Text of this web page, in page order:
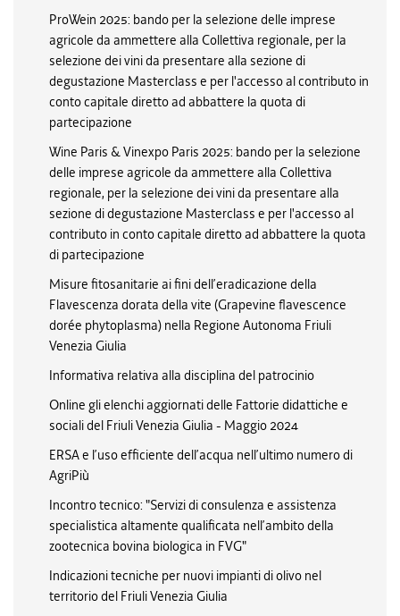
ProWein 2025: bando per la selezione delle imprese
agricole da ammettere alla Collettiva regionale, per la
selezione dei vini da presentare alla sezione di
degustazione Masterclass e per l'accesso al contributo in
conto capitale diretto ad abbattere la quota di
partecipazione
Wine Paris & Vinexpo Paris 2025: bando per la selezione
delle imprese agricole da ammettere alla Collettiva
regionale, per la selezione dei vini da presentare alla
sezione di degustazione Masterclass e per l'accesso al
contributo in conto capitale diretto ad abbattere la quota
di partecipazione
Misure fitosanitarie ai fini dell’eradicazione della
Flavescenza dorata della vite (Grapevine flavescence
dorée phytoplasma) nella Regione Autonoma Friuli
Venezia Giulia
Informativa relativa alla disciplina del patrocinio
Online gli elenchi aggiornati delle Fattorie didattiche e
sociali del Friuli Venezia Giulia - Maggio 2024
ERSA e l’uso efficiente dell’acqua nell’ultimo numero di
AgriPiù
Incontro tecnico: "Servizi di consulenza e assistenza
specialistica altamente qualificata nell’ambito della
zootecnica bovina biologica in FVG"
Indicazioni tecniche per nuovi impianti di olivo nel
territorio del Friuli Venezia Giulia